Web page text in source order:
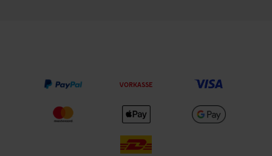
VORKASSE